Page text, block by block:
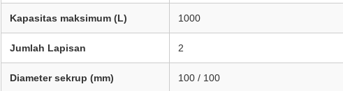
Kapasitas maksimum (L) 1000
Jumlah Lapisan 2
Diameter sekrup (mm) 100 / 100